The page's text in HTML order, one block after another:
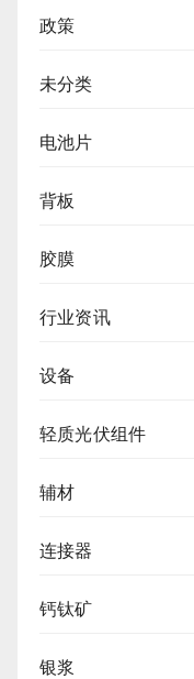
政策
未分类
电池片
背板
胶膜
行业资讯
设备
轻质光伏组件
辅材
连接器
钙钛矿
银浆